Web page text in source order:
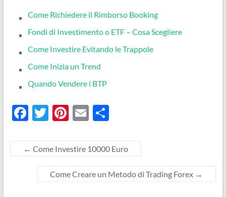
Come Richiedere il Rimborso Booking
Fondi di Investimento o ETF – Cosa Scegliere
Come Investire Evitando le Trappole
Come Inizia un Trend
Quando Vendere i BTP
F
e
T
itt
Pi
er
t
E
ail
C
n
vi
← Come Investire 10000 Euro
Come Creare un Metodo di Trading Forex →